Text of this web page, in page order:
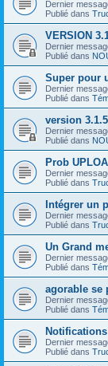
Dernier
Publié dans
VERSION
Dernier
Publié dans
Super pour
Dernier
Publié dans
version
Dernier
Publié dans
Prob
Dernier
Publié dans
Intégrer un
Dernier
Publié dans
Un Grand
Dernier
Publié dans
agorable se
Dernier
Publié dans
Dernier
Publié dans